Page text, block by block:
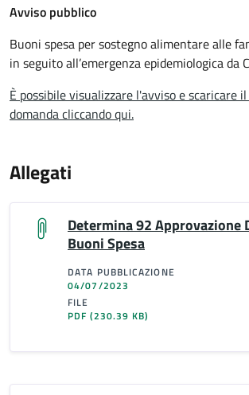
Avviso pubblico
Buoni spesa per sostegno alimentare alle
in seguito all’emergenza epidemiologica da
È possibile visualizzare l'avviso e scaricare
domanda cliccando qui.
Allegati
Determina 92 Approvazione
Buoni Spesa
DATA PUBBLICAZIONE
04/07/2023
FILE
PDF(230.39 KB)